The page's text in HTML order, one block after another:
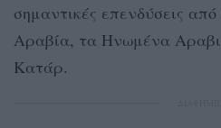
σημαντικές επενδύσεις
Αραβία, τα Ηνωμένα
Κατάρ.